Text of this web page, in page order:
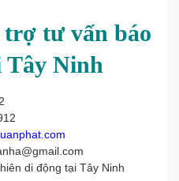
tư vấn báo
Tây Ninh
di động tại Tây Ninh